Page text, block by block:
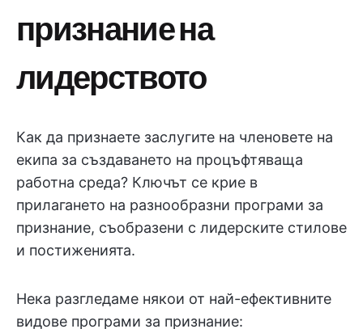
признание на
лидерството
Как да признаете заслугите на членовете на
екипа за създаването на процъфтяваща
работна среда? Ключът се крие в
прилагането на разнообразни програми за
признание, съобразени с лидерските стилове
и постиженията.
Нека разгледаме някои от най-ефективните
видове програми за признание: